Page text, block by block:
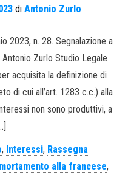
di Antonio Zurlo
2023, n. 28. Segnalazione a
Zurlo Studio Legale
acquisita la definizione di
di cui all’art. 1283 c.c.) alla
non sono produttivi, a
, Interessi, Rassegna
alla francese,